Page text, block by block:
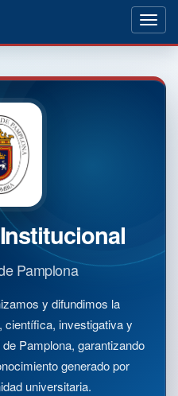
Pamplona
y difundimos la
científica, investigativa y
Pamplona, garantizando
generado por
universitaria.